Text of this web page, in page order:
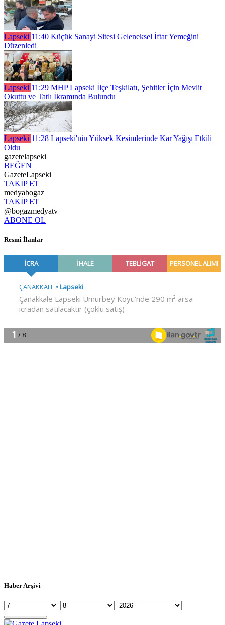
Lapseki 11:40 Küçük Sanayi Sitesi Geleneksel İftar Yemeğini
Düzenledi
Lapseki 11:29 MHP Lapseki İlçe Teşkilatı, Şehitler İçin Mevlit
Okuttu ve Tatlı İkramında Bulundu
Lapseki 11:28 Lapseki'nin Yüksek Kesimlerinde Kar Yağışı Etkili
Oldu
gazetelapseki
BEĞEN
GazeteLapseki
TAKİP ET
medyabogaz
TAKİP ET
@bogazmedyatv
ABONE OL
Resmî İlanlar
Haber Arşivi